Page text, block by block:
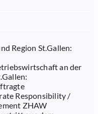
Region St.Gallen:
an der
Responsibility /
ZHAW